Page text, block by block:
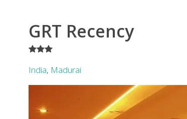
GRT Recency
***
India, Madurai